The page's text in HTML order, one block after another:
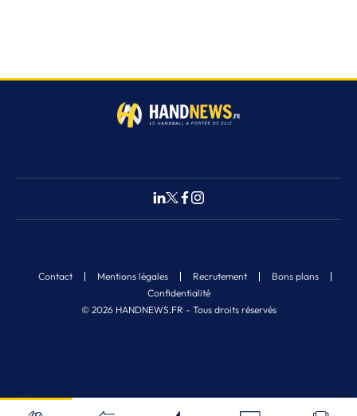
Fermer
© 2026 HANDNEWS.FR - Tous droits réservés
Contact Mentions légales Recrutement
Bons plans
Confidentialité
Nos derniers articles
1